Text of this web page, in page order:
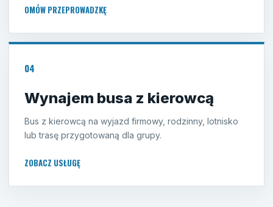
OMÓW PRZEPROWADZKĘ
04
Wynajem busa z kierowcą
Bus z kierowcą na wyjazd firmowy, rodzinny, lotnisko
lub trasę przygotowaną dla grupy.
ZOBACZ USŁUGĘ